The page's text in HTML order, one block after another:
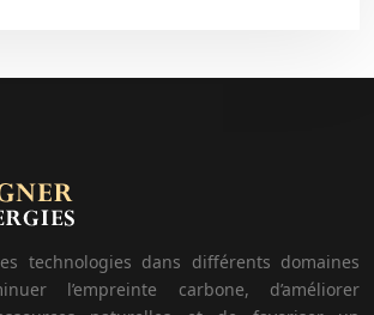
technologies dans différents domaines
l’empreinte carbone, d’améliorer